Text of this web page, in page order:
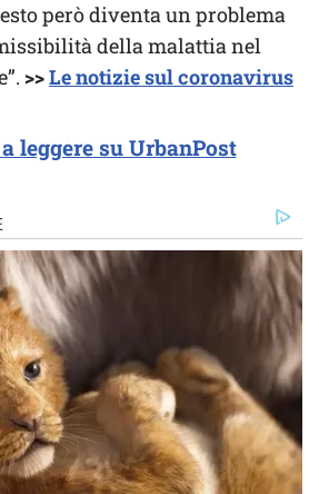
però diventa un problema
della malattia nel
>>Le notizie sul coronavirus
leggere su UrbanPost